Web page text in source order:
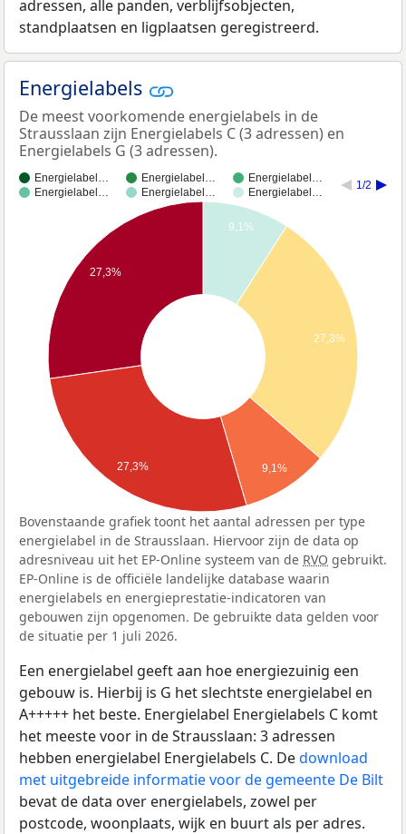
adressen, alle panden, verblijfsobjecten,
standplaatsen en ligplaatsen geregistreerd.
Energielabels
De meest voorkomende energielabels in de
Strausslaan zijn Energielabels C (3 adressen) en
Energielabels G (3 adressen).
Energielabel… Energielabel…
Energielabel…
Energielabel…
Energielabel… Energielabel…
1/2
9,1%
27,3%
9,1%
27,3%
27,3%
Bovenstaande grafiek toont het aantal adressen per type
energielabel in de Strausslaan. Hiervoor zijn de data op
adresniveau uit het EP-Online systeem van de RVO gebruikt.
EP-Online is de officiële landelijke database waarin
energielabels en energieprestatie-indicatoren van
gebouwen zijn opgenomen. De gebruikte data gelden voor
de situatie per 1 juli 2026.
Een energielabel geeft aan hoe energiezuinig een
gebouw is. Hierbij is G het slechtste energielabel en
A+++++ het beste. Energielabel Energielabels C komt
het meeste voor in de Strausslaan: 3 adressen
hebben energielabel Energielabels C. Dedownload
met uitgebreide informatie voor de gemeente De Bilt
bevat de data over energielabels, zowel per
postcode, woonplaats, wijk en buurt als per adres.